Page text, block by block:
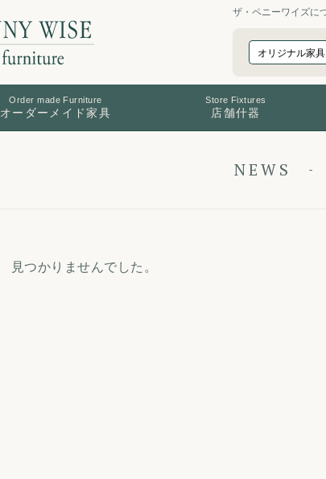
ザ・ペニーワイズに
Order made Furniture
オーダーメイド家具
Store Fixtures
店舗什器
NEWS
見つかりませんでした。